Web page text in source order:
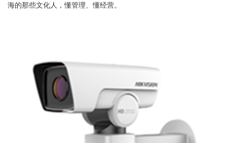
海的那些文化人，懂管理、懂经营。